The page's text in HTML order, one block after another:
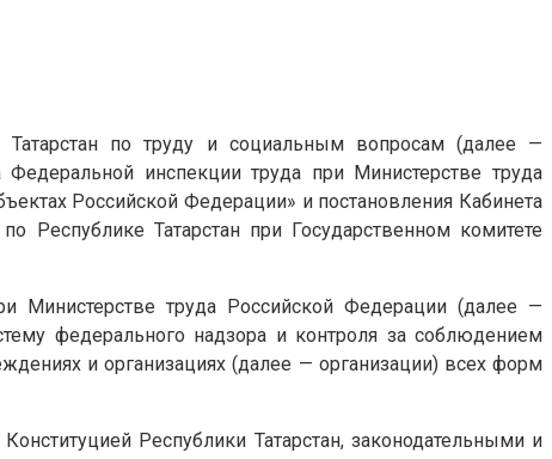
Татарстан по труду и социальным вопросам (далее —
инспекции труда при Министерстве труда
Российской Федерации» и постановления Кабинета
Республике Татарстан при Государственном комитете
Министерстве труда Российской Федерации (далее —
федерального надзора и контроля за соблюдением
и организациях (далее — организации) всех форм
Республики Татарстан, законодательными и